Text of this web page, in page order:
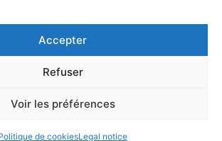
Accepter
Refuser
Voir les préférences
de cookiesLegal notice
Network on Innovation